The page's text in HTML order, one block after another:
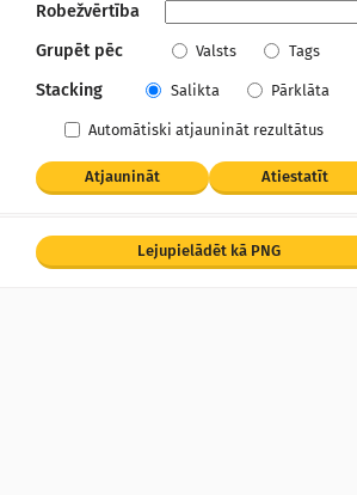
Robežvērtība
Grupēt pēc
Valsts Tags
Stacking Salikta Pārklāta
Automātiski atjaunināt rezultātus
Atjaunināt Atiestatīt
Lejupielādēt kā PNG